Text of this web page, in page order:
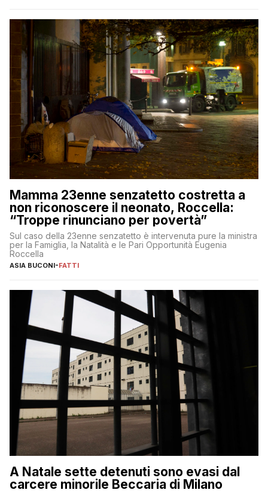
Mamma 23enne senzatetto costretta a
non riconoscere il neonato, Roccella:
“Troppe rinunciano per povertà”
Sul caso della 23enne senzatetto è intervenuta pure la ministra
per la Famiglia, la Natalità e le Pari Opportunità Eugenia
Roccella
ASIA BUCONI-FATTI
A Natale sette detenuti sono evasi dal
carcere minorile Beccaria di Milano